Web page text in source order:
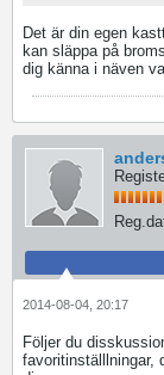
Det är din egen
kan släppa på
dig känna i näven
2014-08-04, 20:17
Följer du
favoritinställlningar,